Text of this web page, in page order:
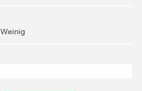
Weinig